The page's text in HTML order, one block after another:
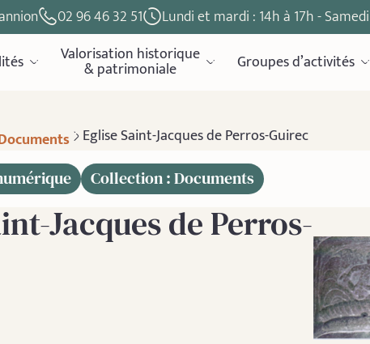
02 96 46 32 51 Lundi et mardi : 14h à 17h -
Valorisation historique
& patrimoniale Groupes d’activités
Eglise Saint-Jacques de Perros-Guirec
Collection : Documents
Jacques de Perros-